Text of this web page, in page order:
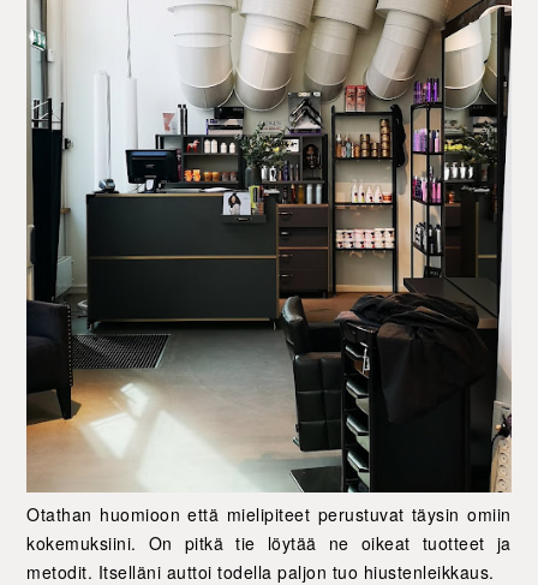
Otathan huomioon että mielipiteet perustuvat täysin omiin
kokemuksiini. On pitkä tie löytää ne oikeat tuotteet ja
metodit. Itselläni auttoi todella paljon tuo hiustenleikkaus.